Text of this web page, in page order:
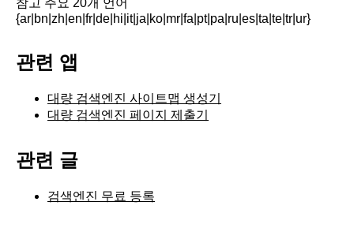
{ar|bn|zh|en|fr|de|hi|it|ja|ko|mr|fa|pt|pa|ru|es|ta|te|tr|ur}
관련 앱
대량 검색엔진 사이트맵 생성기
대량 검색엔진 페이지 제출기
관련 글
검색엔진 무료 등록